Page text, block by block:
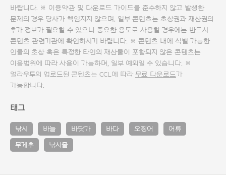
바랍니다. ※ 이용약관 및 다운로드 가이드를 준수하지 않고 발생한
문제의 경우 당사가 책임지지 않으며, 일부 콘텐츠는 초상권과 재산권의
추가 정보가 필요할 수 있으니 중요한 용도로 사용할 경우에는 반드시
콘텐츠 관련기관에 확인하시기 바랍니다. ※ 콘텐츠 내에 식별 가능한
인물의 초상 혹은 특정한 타인의 재산물이 포함되지 않은 콘텐츠는
이용범위에 따라 사용이 가능하며, 일부 예외일 수 있습니다. ※
얼라우투의 업로드된 콘텐츠는 CCL에 따라 무료 다운로드가
가능합니다.
태그
낚시 바늘 바닷가 바다 오징어 어류
무게추 낚시줄